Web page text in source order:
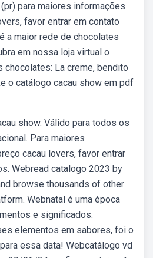
para maiores informações
favor entrar em contato
a maior rede de chocolates
em nossa loja virtual o
La creme, bendito
o catálogo cacau show em pdf
show. Válido para todos os
Para maiores
cacau lovers, favor entrar
Webread catalogo 2023 by
browse thousands of other
Webnatal é uma época
e significados.
elementos em sabores, foi o
essa data! Webcatálogo vd